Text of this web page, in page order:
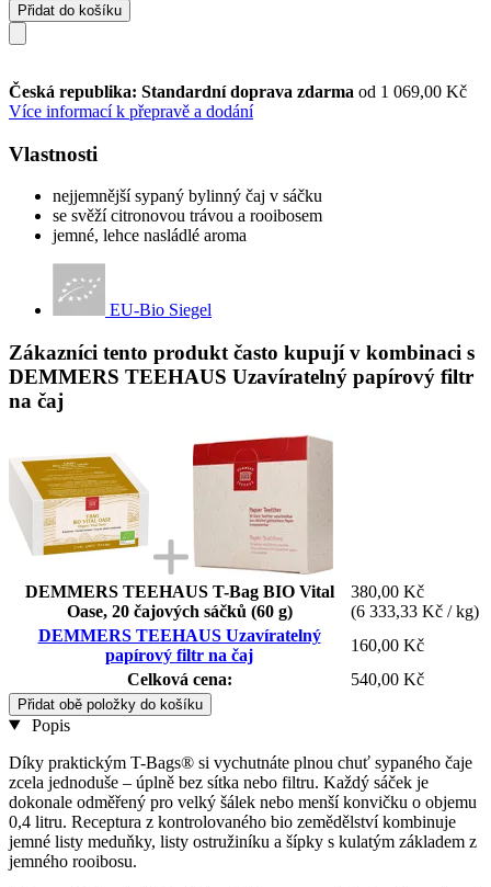
Přidat do košíku
Česká republika: Standardní doprava zdarma od 1 069,00 Kč
Více informací k přepravě a dodání
Vlastnosti
nejjemnější sypaný bylinný čaj v sáčku
se svěží citronovou trávou a rooibosem
jemné, lehce nasládlé aroma
EU-Bio Siegel
Zákazníci tento produkt často kupují v kombinaci s
DEMMERS TEEHAUS Uzavíratelný papírový filtr
na čaj
DEMMERS TEEHAUS T-Bag BIO Vital
Oase, 20 čajových sáčků (60 g)
380,00 Kč
(6 333,33 Kč / kg)
DEMMERS TEEHAUS Uzavíratelný
papírový filtr na čaj
160,00 Kč
Celková cena:
540,00 Kč
Přidat obě položky do košíku
Popis
Díky praktickým T-Bags® si vychutnáte plnou chuť sypaného čaje
zcela jednoduše – úplně bez sítka nebo filtru. Každý sáček je
dokonale odměřený pro velký šálek nebo menší konvičku o objemu
0,4 litru. Receptura z kontrolovaného bio zemědělství kombinuje
jemné listy meduňky, listy ostružiníku a šípky s kulatým základem z
jemného rooibosu.